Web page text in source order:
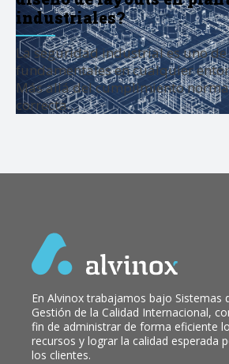
industriales?
La seguridad industrial es uno
fundamentales en cualquier
Más allá del cumplimiento
correcta…
En Alvinox trabajamos bajo Sistemas
Gestión de la Calidad Internacional,
fin de administrar de forma eficiente
recursos y lograr la calidad esperada
los clientes.